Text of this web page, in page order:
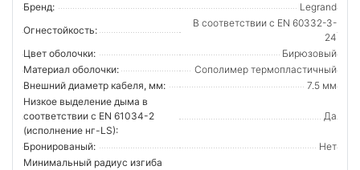
Бренд:
Legrand
Огнестойкость:
В соответствии с EN 60332-3-
24
Цвет оболочки:
Бирюзовый
Материал оболочки:
Сополимер термопластичный
Внешний диаметр кабеля, мм:
7.5 мм
Низкое выделение дыма в
соответствии с EN 61034-2
(исполнение нг-LS):
Да
Бронированый:
Нет
Минимальный радиус изгиба